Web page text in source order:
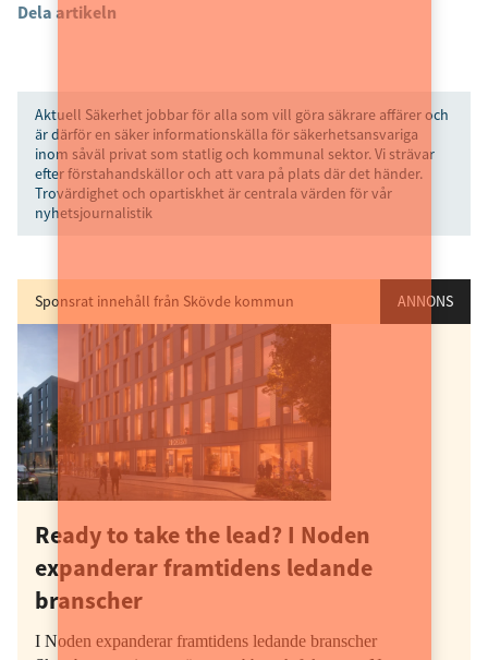
Dela artikeln
Aktuell Säkerhet jobbar för alla som vill göra säkrare affärer och
är därför en säker informationskälla för säkerhetsansvariga
inom såväl privat som statlig och kommunal sektor. Vi strävar
efter förstahandskällor och att vara på plats där det händer.
Trovärdighet och opartiskhet är centrala värden för vår
nyhetsjournalistik
Sponsrat innehåll från Skövde kommun ANNONS
Ready to take the lead? I Noden
expanderar framtidens ledande
branscher
I Noden expanderar framtidens ledande branscher